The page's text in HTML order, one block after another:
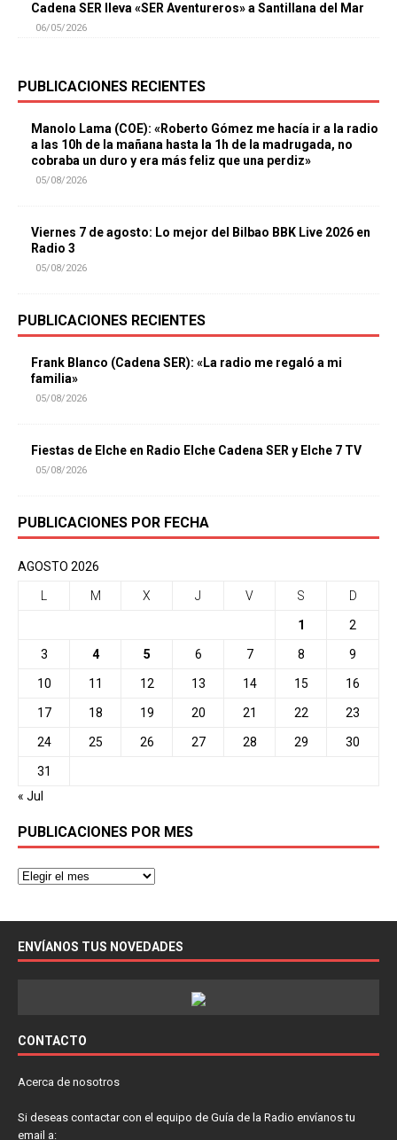
Cadena SER lleva «SER Aventureros» a Santillana del Mar
06/05/2026
PUBLICACIONES RECIENTES
Manolo Lama (COE): «Roberto Gómez me hacía ir a la radio
a las 10h de la mañana hasta la 1h de la madrugada, no
cobraba un duro y era más feliz que una perdiz»
05/08/2026
Viernes 7 de agosto: Lo mejor del Bilbao BBK Live 2026 en
Radio 3
05/08/2026
PUBLICACIONES RECIENTES
Frank Blanco (Cadena SER): «La radio me regaló a mi
familia»
05/08/2026
Fiestas de Elche en Radio Elche Cadena SER y Elche 7 TV
05/08/2026
PUBLICACIONES POR FECHA
AGOSTO 2026
M X J V S D
1 2
3 4 5 6 7 8 9
10 11 12 13 14 15 16
17 18 19 20 21 22 23
24 25 26 27 28 29 30
31
« Jul
PUBLICACIONES POR MES
ENVÍANOS TUS NOVEDADES
CONTACTO
Acerca de nosotros
Si deseas contactar con el equipo de Guía de la Radio envíanos tu
email a: